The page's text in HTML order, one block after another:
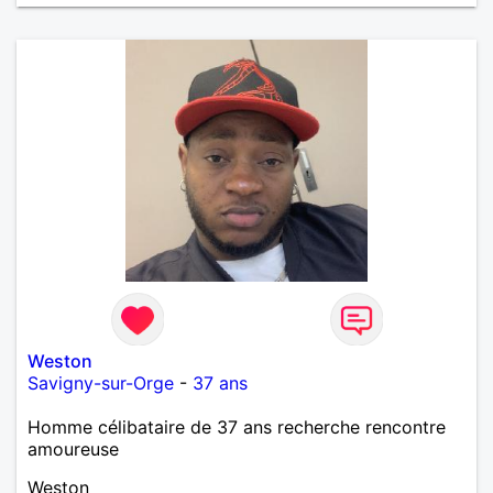
Weston
Savigny-sur-Orge - 37 ans
Homme célibataire de 37 ans recherche rencontre
amoureuse
Weston